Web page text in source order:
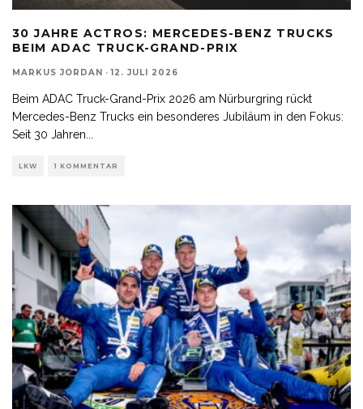
30 JAHRE ACTROS: MERCEDES-BENZ TRUCKS
BEIM ADAC TRUCK-GRAND-PRIX
MARKUS JORDAN · 12. JULI 2026
Beim ADAC Truck-Grand-Prix 2026 am Nürburgring rückt
Mercedes-Benz Trucks ein besonderes Jubiläum in den Fokus:
Seit 30 Jahren...
LKW 1 KOMMENTAR